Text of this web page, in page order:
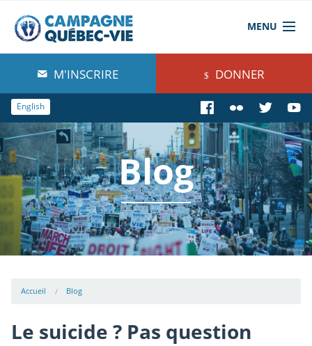
MENU
À propos de nous
Blog
Comprendre
Agir
Boutique
M'INSCRIRE DONNER
English
Blog
Accueil Blog
Le suicide ? Pas question